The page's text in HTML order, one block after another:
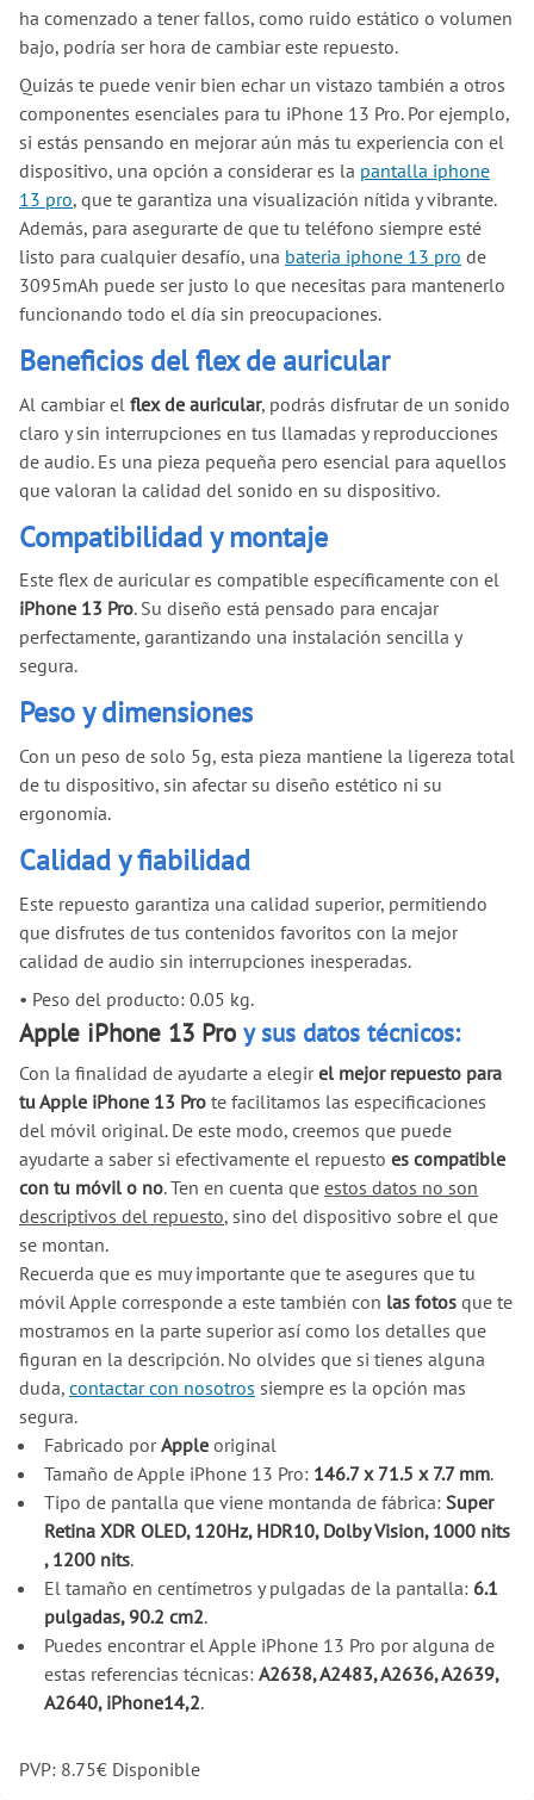
ha comenzado a tener fallos, como ruido estático o volumen
bajo, podría ser hora de cambiar este repuesto.
Quizás te puede venir bien echar un vistazo también a otros
componentes esenciales para tu iPhone 13 Pro. Por ejemplo,
si estás pensando en mejorar aún más tu experiencia con el
dispositivo, una opción a considerar es la pantalla iphone
13 pro, que te garantiza una visualización nítida y vibrante.
Además, para asegurarte de que tu teléfono siempre esté
listo para cualquier desafío, una bateria iphone 13 pro de
3095mAh puede ser justo lo que necesitas para mantenerlo
funcionando todo el día sin preocupaciones.
Beneficios del flex de auricular
Al cambiar el flex de auricular, podrás disfrutar de un sonido
claro y sin interrupciones en tus llamadas y reproducciones
de audio. Es una pieza pequeña pero esencial para aquellos
que valoran la calidad del sonido en su dispositivo.
Compatibilidad y montaje
Este flex de auricular es compatible específicamente con el
iPhone 13 Pro. Su diseño está pensado para encajar
perfectamente, garantizando una instalación sencilla y
segura.
Peso y dimensiones
Con un peso de solo 5g, esta pieza mantiene la ligereza total
de tu dispositivo, sin afectar su diseño estético ni su
ergonomía.
Calidad y fiabilidad
Este repuesto garantiza una calidad superior, permitiendo
que disfrutes de tus contenidos favoritos con la mejor
calidad de audio sin interrupciones inesperadas.
• Peso del producto: 0.05 kg.
Apple iPhone 13 Pro y sus datos técnicos:
Con la finalidad de ayudarte a elegirel mejor repuesto para
tu Apple iPhone 13 Pro te facilitamos las especificaciones
del móvil original. De este modo, creemos que puede
ayudarte a saber si efectivamente el repuesto es compatible
con tu móvil o no. Ten en cuenta que estos datos no son
descriptivos del repuesto, sino del dispositivo sobre el que
se montan.
Recuerda que es muy importante que te asegures que tu
móvil Apple corresponde a este también con las fotos que te
mostramos en la parte superior así como los detalles que
figuran en la descripción. No olvides que si tienes alguna
duda, contactar con nosotros siempre es la opción mas
segura.
Fabricado porAppleoriginal
Tamaño de Apple iPhone 13 Pro: 146.7 x 71.5 x 7.7 mm.
Tipo de pantalla que viene montanda de fábrica: Super
Retina XDR OLED, 120Hz, HDR10, Dolby Vision, 1000 nits
, 1200 nits.
El tamaño en centímetros y pulgadas de la pantalla: 6.1
pulgadas, 90.2 cm2.
Puedes encontrar el Apple iPhone 13 Pro por alguna de
estas referencias técnicas: A2638, A2483, A2636, A2639,
A2640, iPhone14,2.
PVP: 8.75€ Disponible